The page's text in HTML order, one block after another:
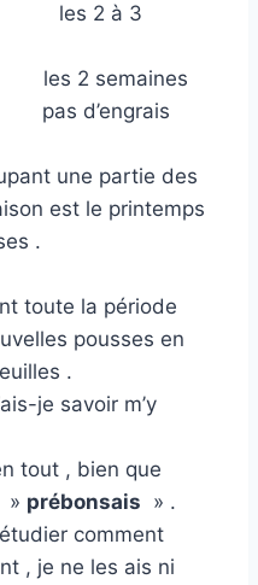
2 à 3
semaines
une partie des
est le printemps
.
toute la période
pousses en
.
je savoir m’y
tout , bien que
» prébonsais » .
comment
, je ne les ais ni